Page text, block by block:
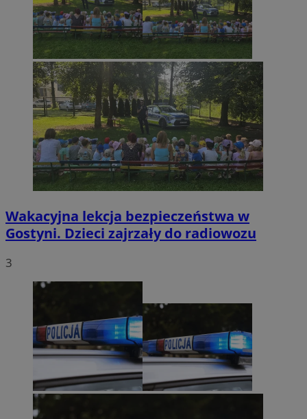
Wakacyjna lekcja bezpieczeństwa w
Gostyni. Dzieci zajrzały do radiowozu
3